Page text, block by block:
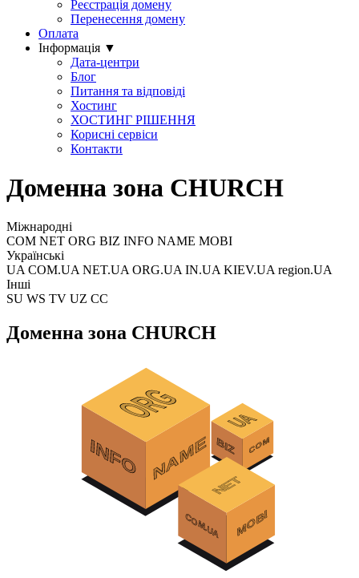
Реєстрація домену
Перенесення домену
Оплата
Інформація ▼
Дата-центри
Блог
Питання та відповіді
Хостинг
ХОСТИНГ РІШЕННЯ
Корисні сервіси
Контакти
Доменна зона CHURCH
Міжнародні
COM NET ORG BIZ INFO NAME MOBI
Українські
UA COM.UA NET.UA ORG.UA IN.UA KIEV.UA region.UA
Інші
SU WS TV UZ CC
Доменна зона CHURCH